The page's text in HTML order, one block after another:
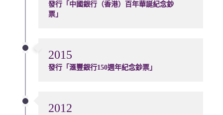
發行「中國銀行（香港）百年華誕紀念鈔
票」
2015
發行「滙豐銀行150週年紀念鈔票」
2012